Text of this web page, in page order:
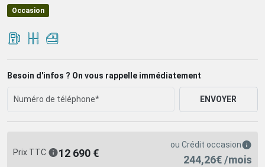
Occasion
Besoin d'infos ? On vous rappelle immédiatement
ENVOYER
Prix TTC 12 690 €
ou Crédit occasion
244,26€ /mois